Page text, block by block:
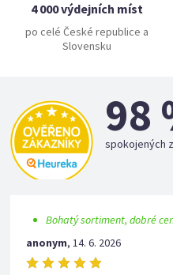
4 000 výdejních míst
po celé České republice a
Slovensku
98
spokojených
Bohatý sortiment, dobré
anonym,14. 6. 2026